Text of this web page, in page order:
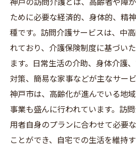
神戸の訪問介護とは、高齢者や障
ために必要な経済的、身体的、精
種です。訪問介護サービスは、中
れており、介護保険制度に基づい
ます。日常生活の介助、身体介護
対策、簡易な家事などが主なサー
神戸市は、高齢化が進んでいる地
事業も盛んに行われています。訪
用者自身のプランに合わせて必要
ことができ、自宅での生活を維持